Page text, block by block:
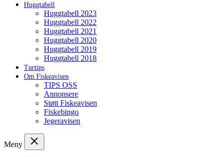
Huggtabell
Huggtabell 2023
Huggtabell 2022
Huggtabell 2021
Huggtabell 2020
Huggtabell 2019
Huggtabell 2018
Turtips
Om Fiskeavisen
TIPS OSS
Annonsere
Støtt Fiskeavisen
Fiskebingo
Jegeravisen
Meny